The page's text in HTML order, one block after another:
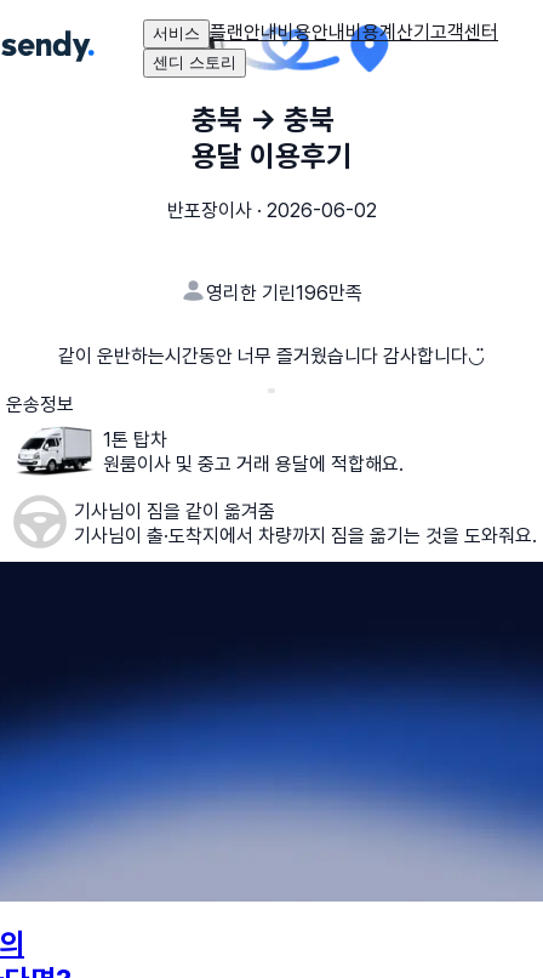
서비스 플랜안내비용안내비용계산기고객센터
센디 스토리
충북 → 충북
용달 이용후기
반포장이사· 2026-06-02
영리한 기린196만족
같이 운반하는시간동안 너무 즐거웠습니다 감사합니다◡̈
운송정보
1톤 탑차
원룸이사 및 중고 거래 용달에 적합해요.
기사님이 짐을 같이 옮겨줌
기사님이 출·도착지에서 차량까지 짐을 옮기는 것을 도와줘요.